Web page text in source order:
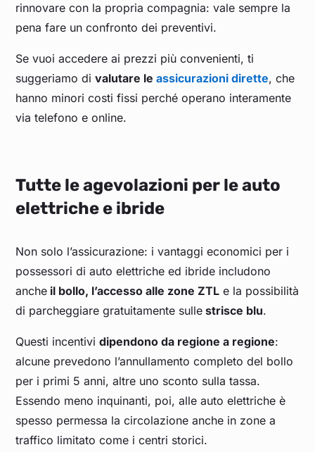
rinnovare con la propria compagnia: vale sempre la
pena fare un confronto dei preventivi.
Se vuoi accedere ai prezzi più convenienti, ti
suggeriamo divalutare leassicurazioni dirette, che
hanno minori costi fissi perché operano interamente
via telefono e online.
Tutte le agevolazioni per le auto
elettriche e ibride
Non solo l’assicurazione: i vantaggi economici per i
possessori di auto elettriche ed ibride includono
anche il bollo, l’accesso alle zone ZTL e la possibilità
di parcheggiare gratuitamente sulle strisce blu.
Questi incentividipendono da regione a regione:
alcune prevedono l’annullamento completo del bollo
per i primi 5 anni, altre uno sconto sulla tassa.
Essendo meno inquinanti, poi, alle auto elettriche è
spesso permessa la circolazione anche in zone a
traffico limitato come i centri storici.